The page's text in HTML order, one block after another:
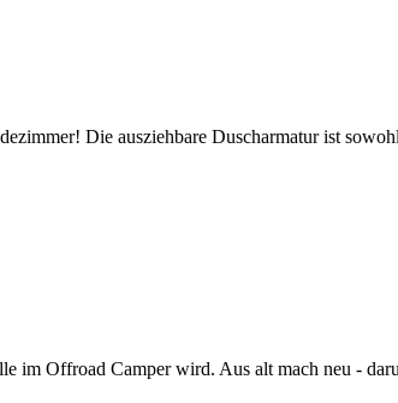
Die ausziehbare Duscharmatur ist
im Offroad Camper wird. Aus alt mach neu -